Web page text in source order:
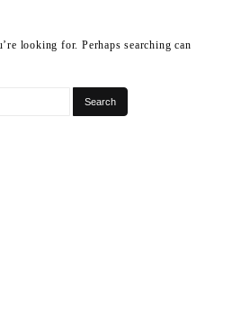
looking for. Perhaps searching can